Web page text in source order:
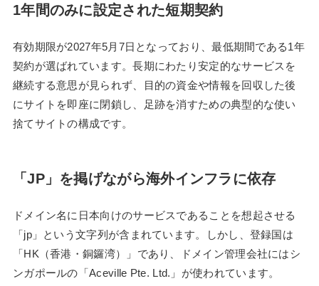
1年間のみに設定された短期契約
有効期限が2027年5月7日となっており、最低期間である1年
契約が選ばれています。長期にわたり安定的なサービスを
継続する意思が見られず、目的の資金や情報を回収した後
にサイトを即座に閉鎖し、足跡を消すための典型的な使い
捨てサイトの構成です。
「JP」を掲げながら海外インフラに依存
ドメイン名に日本向けのサービスであることを想起させる
「jp」という文字列が含まれています。しかし、登録国は
「HK（香港・銅鑼湾）」であり、ドメイン管理会社にはシ
ンガポールの「Aceville Pte. Ltd.」が使われています。